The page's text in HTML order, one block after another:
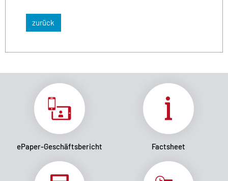
zurück
ePaper-Geschäftsbericht Factsheet